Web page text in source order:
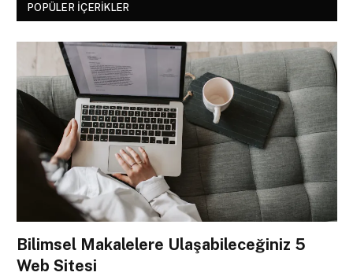
POPÜLER İÇERIKLER
Bilimsel Makalelere Ulaşabileceğiniz 5
Web Sitesi